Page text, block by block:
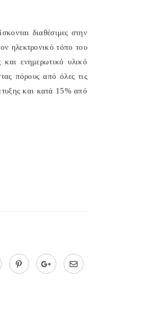
διαθέσιμες στην
ηλεκτρονικό τόπο του
ενημερωτικό υλικό
πόρους από όλες τις
και κατά 15% από